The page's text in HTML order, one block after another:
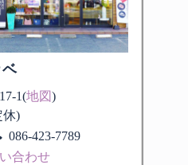
1(地図)
休)
086-423-7789
合わせ